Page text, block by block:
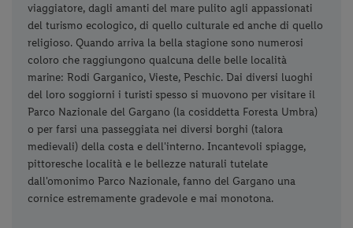
viaggiatore, dagli amanti del mare pulito agli appassionati
del turismo ecologico, di quello culturale ed anche di quello
religioso. Quando arriva la bella stagione sono numerosi
coloro che raggiungono qualcuna delle belle località
marine: Rodi Garganico, Vieste, Peschic. Dai diversi luoghi
del loro soggiorni i turisti spesso si muovono per visitare il
Parco Nazionale del Gargano (la cosiddetta Foresta Umbra)
o per farsi una passeggiata nei diversi borghi (talora
medievali) della costa e dell'interno. Incantevoli spiagge,
pittoresche località e le bellezze naturali tutelate
dall'omonimo Parco Nazionale, fanno del Gargano una
cornice estremamente gradevole e mai monotona.